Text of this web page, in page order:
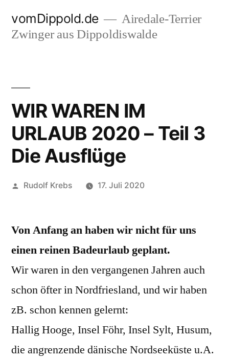
Inhalt
vomDippold.de
Airedale-Terrier
Zwinger aus Dippoldiswalde
WIR WAREN IM
URLAUB 2020 – Teil 3
Die Ausflüge
Veröffentlicht
Rudolf Krebs 17. Juli 2020
Von Anfang an haben wir nicht für uns
einen reinen Badeurlaub geplant.
Wir waren in den vergangenen Jahren auch
schon öfter in Nordfriesland, und wir haben
zB. schon kennen gelernt:
Hallig Hooge, Insel Föhr, Insel Sylt, Husum,
die angrenzende dänische Nordseeküste u.A.